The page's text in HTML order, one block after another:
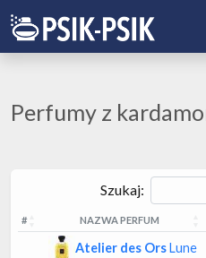
Perfumy z
Szukaj:
# NAZWA PERFUM
Atelier des OrsLune